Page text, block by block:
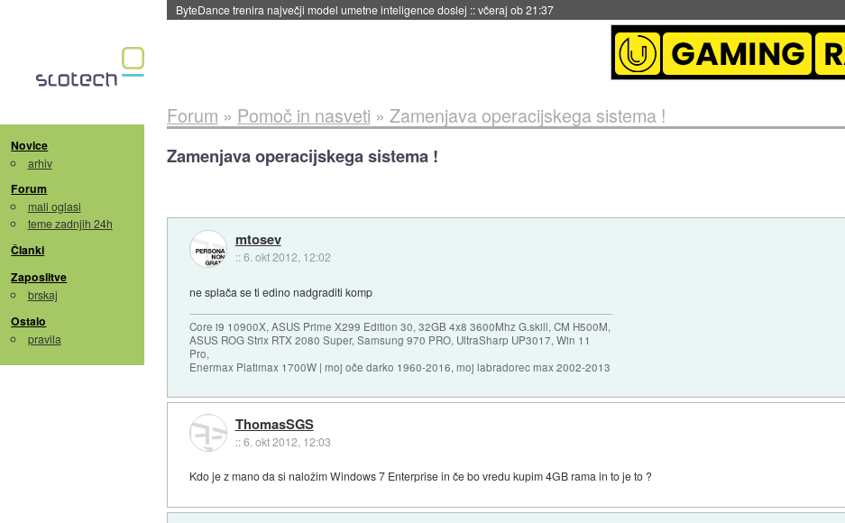
Spletne strani začele streči oglase za agente umetne inteligence::včeraj ob 21:23
Novice
arhiv
Forum
mali oglasi
teme zadnjih 24h
Članki
Zaposlitve
brskaj
Ostalo
pravila
Forum » Pomoč in nasveti » Zamenjava operacijskega sistema !
Zamenjava operacijskega sistema !
mtosev
::6. okt 2012, 12:02
ne splača se ti edino nadgraditi komp
Core i9 10900X, ASUS Prime X299 Edition 30, 32GB 4x8 3600Mhz G.skill, CM H500M,
ASUS ROG Strix RTX 2080 Super, Samsung 970 PRO, UltraSharp UP3017, Win 11
Pro,
Enermax Platimax 1700W | moj oče darko 1960-2016, moj labradorec max 2002-2013
ThomasSGS
::6. okt 2012, 12:03
Kdo je z mano da si naložim Windows 7 Enterprise in če bo vredu kupim 4GB rama in to je to ?